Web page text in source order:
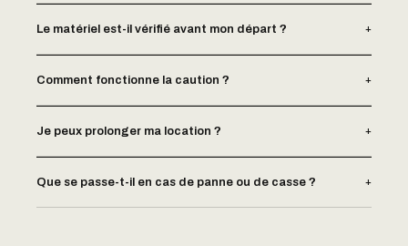
Le matériel est-il vérifié avant mon départ ? +
Comment fonctionne la caution ? +
Je peux prolonger ma location ? +
Que se passe-t-il en cas de panne ou de casse ? +